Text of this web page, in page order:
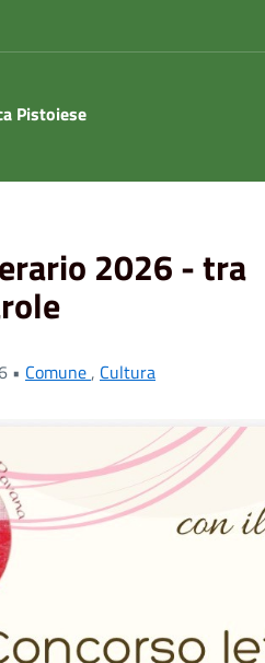
Pistoiese
2026 - tra
• Comune, Cultura